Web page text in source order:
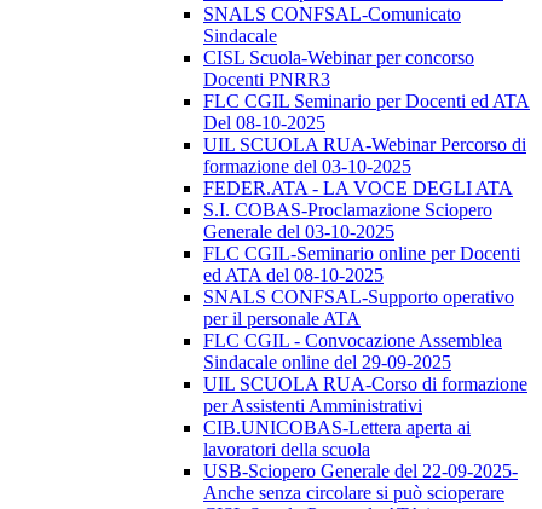
SNALS CONFSAL-Comunicato
Sindacale
CISL Scuola-Webinar per concorso
Docenti PNRR3
FLC CGIL Seminario per Docenti ed ATA
Del 08-10-2025
UIL SCUOLA RUA-Webinar Percorso di
formazione del 03-10-2025
FEDER.ATA - LA VOCE DEGLI ATA
S.I. COBAS-Proclamazione Sciopero
Generale del 03-10-2025
FLC CGIL-Seminario online per Docenti
ed ATA del 08-10-2025
SNALS CONFSAL-Supporto operativo
per il personale ATA
FLC CGIL - Convocazione Assemblea
Sindacale online del 29-09-2025
UIL SCUOLA RUA-Corso di formazione
per Assistenti Amministrativi
CIB.UNICOBAS-Lettera aperta ai
lavoratori della scuola
USB-Sciopero Generale del 22-09-2025-
Anche senza circolare si può scioperare